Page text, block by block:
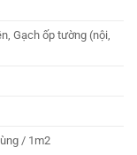
Gạch ốp tường (nội,
/ 1m2